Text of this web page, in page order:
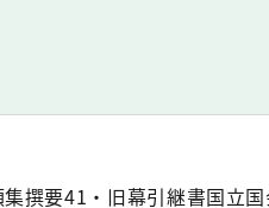
撰要41・旧幕引継書国立